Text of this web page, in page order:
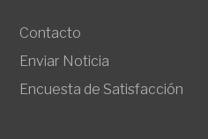
Contacto
Enviar Noticia
Encuesta de Satisfacción